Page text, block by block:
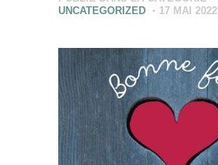
UNCATEGORIZED
17 MAI 2022